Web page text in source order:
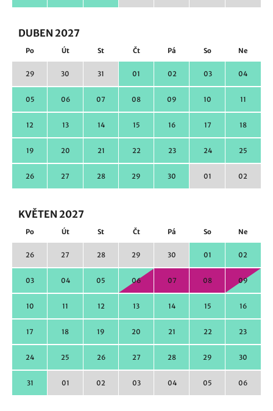
DUBEN 2027
Po Út St Čt Pá So Ne
29 30 31 01 02 03 04
05 06 07 08 09 10 11
12 13 14 15 16 17 18
19 20 21 22 23 24 25
26 27 28 29 30 01 02
KVĚTEN 2027
Po Út St Čt Pá So Ne
26 27 28 29 30 01 02
03 04 05 06 07 08 09
10 11 12 13 14 15 16
17 18 19 20 21 22 23
24 25 26 27 28 29 30
31 01 02 03 04 05 06